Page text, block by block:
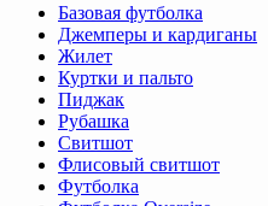
Базовая футболка
Джемперы и кардиганы
Жилет
Куртки и пальто
Пиджак
Рубашка
Свитшот
Флисовый свитшот
Футболка